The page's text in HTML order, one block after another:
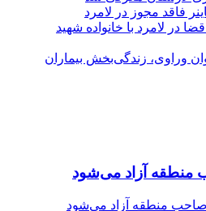
در لامرد با خانواده شهید
وراوی، زندگی‌بخش بیماران
منطقه آزاد می‌شود